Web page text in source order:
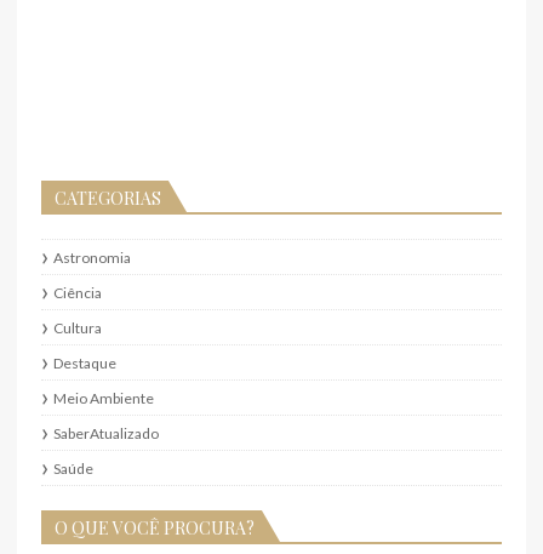
CATEGORIAS
Astronomia
Ciência
Cultura
Destaque
Meio Ambiente
SaberAtualizado
Saúde
O QUE VOCÊ PROCURA?